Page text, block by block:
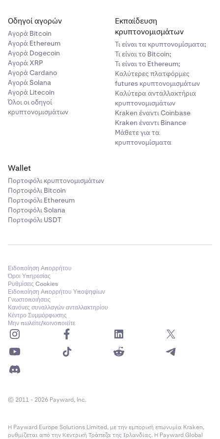
Οδηγοί αγορών
Αγορά Bitcoin
Αγορά Ethereum
Αγορά Dogecoin
Αγορά XRP
Αγορά Cardano
Αγορά Solana
Αγορά Litecoin
Όλοι οι οδηγοί
κρυπτονομισμάτων
Εκπαίδευση
κρυπτονομισμάτων
Τι είναι τα κρυπτονομίσματα;
Τι είναι το Bitcoin;
Τι είναι το Ethereum;
Καλύτερες πλατφόρμες
futures κρυπτονομισμάτων
Καλύτερα ανταλλακτήρια
κρυπτονομισμάτων
Kraken έναντι Coinbase
Kraken έναντι Binance
Μάθετε για τα
κρυπτονομίσματα
Wallet
Πορτοφόλι κρυπτονομισμάτων
Πορτοφόλι Bitcoin
Πορτοφόλι Ethereum
Πορτοφόλι Solana
Πορτοφόλι USDT
Ειδοποίηση Απορρήτου
Όροι Υπηρεσίας
Ρυθμίσεις Cookies
Ειδοποίηση Απορρήτου Υποψηφίων
Γνωστοποιήσεις
Κανόνες συναλλαγών ανταλλακτηρίου
Κέντρο Συμμόρφωσης
Μην πωλείτε/κοινοποιείτε
© 2011 - 2026 Payward, Inc.
Η Payward Europe Solutions Limited, με την εμπορική επωνυμία Kraken,
ρυθμίζεται από την Κεντρική Τράπεζα της Ιρλανδίας. Η Payward Global